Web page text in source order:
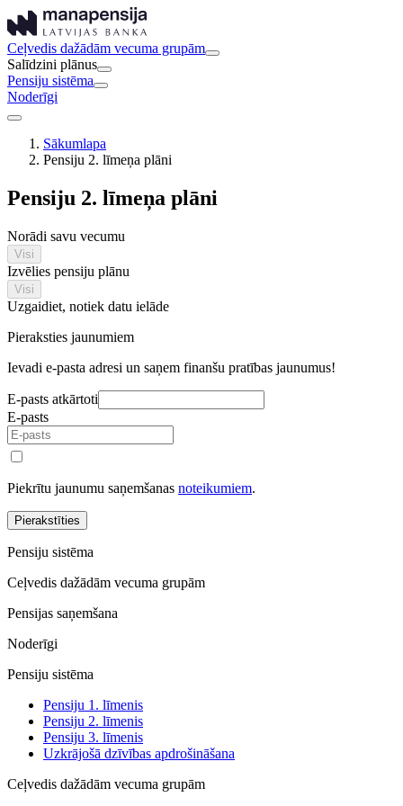
Ceļvedis dažādām vecuma grupām
Salīdzini plānus
Pensiju sistēma
Noderīgi
Sākumlapa
Pensiju 2. līmeņa plāni
Pensiju 2. līmeņa plāni
Norādi savu vecumu
Visi
Izvēlies pensiju plānu
Visi
Uzgaidiet, notiek datu ielāde
Pieraksties jaunumiem
Ievadi e-pasta adresi un saņem finanšu pratības jaunumus!
E-pasts atkārtoti
E-pasts
Piekrītu jaunumu saņemšanas noteikumiem.
Pierakstīties
Pensiju sistēma
Ceļvedis dažādām vecuma grupām
Pensijas saņemšana
Noderīgi
Pensiju sistēma
Pensiju 1. līmenis
Pensiju 2. līmenis
Pensiju 3. līmenis
Uzkrājošā dzīvības apdrošināšana
Ceļvedis dažādām vecuma grupām